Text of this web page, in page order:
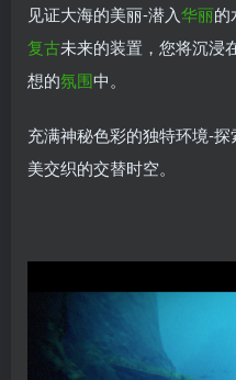
见证大海的美丽-潜入华丽的
复古未来的装置，您将沉浸
想的氛围中。
充满神秘色彩的独特环境-探
美交织的交替时空。